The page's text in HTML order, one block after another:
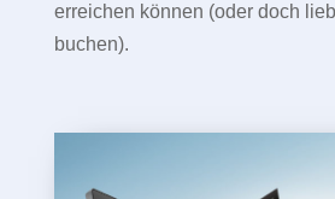
erreichen können (oder doch
buchen).